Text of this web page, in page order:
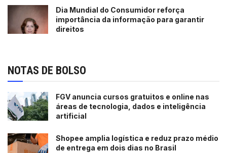
Dia Mundial do Consumidor reforça
importância da informação para garantir
direitos
NOTAS DE BOLSO
FGV anuncia cursos gratuitos e online nas
áreas de tecnologia, dados e inteligência
artificial
Shopee amplia logística e reduz prazo médio
de entrega em dois dias no Brasil